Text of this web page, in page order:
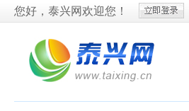
您好，泰兴网欢迎您！